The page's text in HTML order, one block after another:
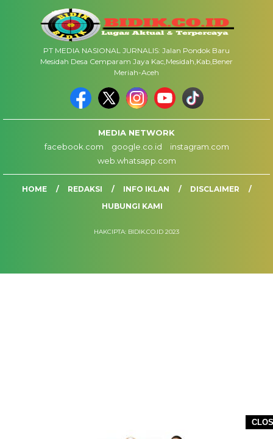
PT MEDIA NASIONAL JURNALIS: Jalan Pondok Baru
Mesidah Desa Cemparam Jaya Kac,Mesidah,Kab,Bener
Meriah-Aceh
MEDIA NETWORK
facebook.com
google.co.id
instagram.com
web.whatsapp.com
HOME REDAKSI INFO IKLAN
DISCLAIMER
HUBUNGI KAMI
HAKCIPTA: BIDIK.CO.ID 2023